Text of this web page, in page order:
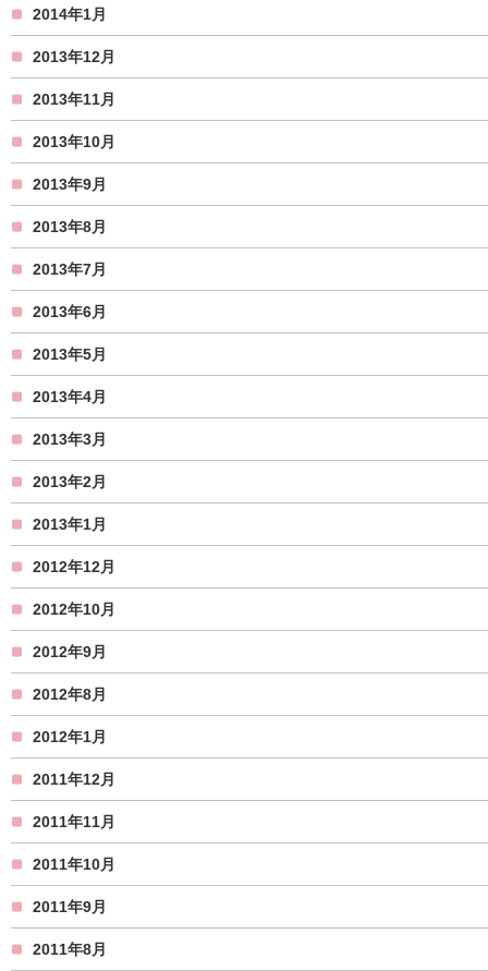
2014年1月
2013年12月
2013年11月
2013年10月
2013年9月
2013年8月
2013年7月
2013年6月
2013年5月
2013年4月
2013年3月
2013年2月
2013年1月
2012年12月
2012年10月
2012年9月
2012年8月
2012年1月
2011年12月
2011年11月
2011年10月
2011年9月
2011年8月